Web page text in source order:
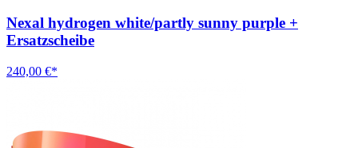
Nexal hydrogen white/partly sunny purple +
Ersatzscheibe
240,00 €*